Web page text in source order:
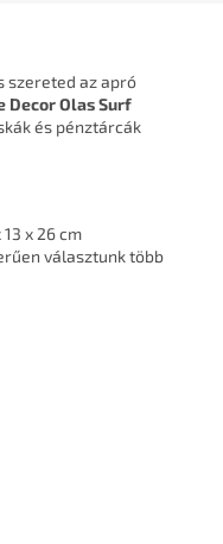
szereted az apró
Decor Olas Surf
és pénztárcák
x 26 cm
választunk több